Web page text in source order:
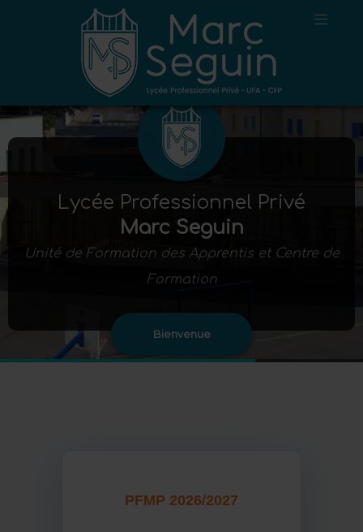
Lycée Professionnel Privé
Marc Seguin
Unité de Formation des Apprentis et Centre de
Formation
Bienvenue
PFMP 2026/2027